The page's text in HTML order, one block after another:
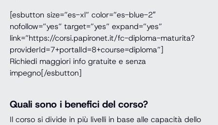
[esbutton size=”es-xl” color=”es-blue-2″
nofollow=”yes” target=”yes” expand=”yes”
link=”https://corsi.papironet.it/fc-diploma-maturita?
providerId=7+portalId=8+course=diploma”]
Richiedi maggiori info gratuite e senza
impegno[/esbutton]
Quali sono i benefici del corso?
Il corso si divide in più livelli in base alle capacità dello